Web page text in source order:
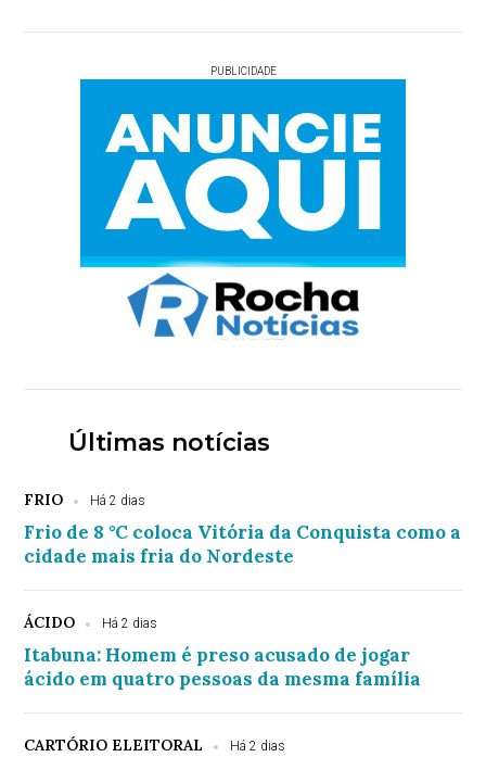
PUBLICIDADE
Últimas notícias
FRIO Há 2 dias
Frio de 8 °C coloca Vitória da Conquista como a
cidade mais fria do Nordeste
ÁCIDO Há 2 dias
Itabuna: Homem é preso acusado de jogar
ácido em quatro pessoas da mesma família
CARTÓRIO ELEITORAL Há 2 dias